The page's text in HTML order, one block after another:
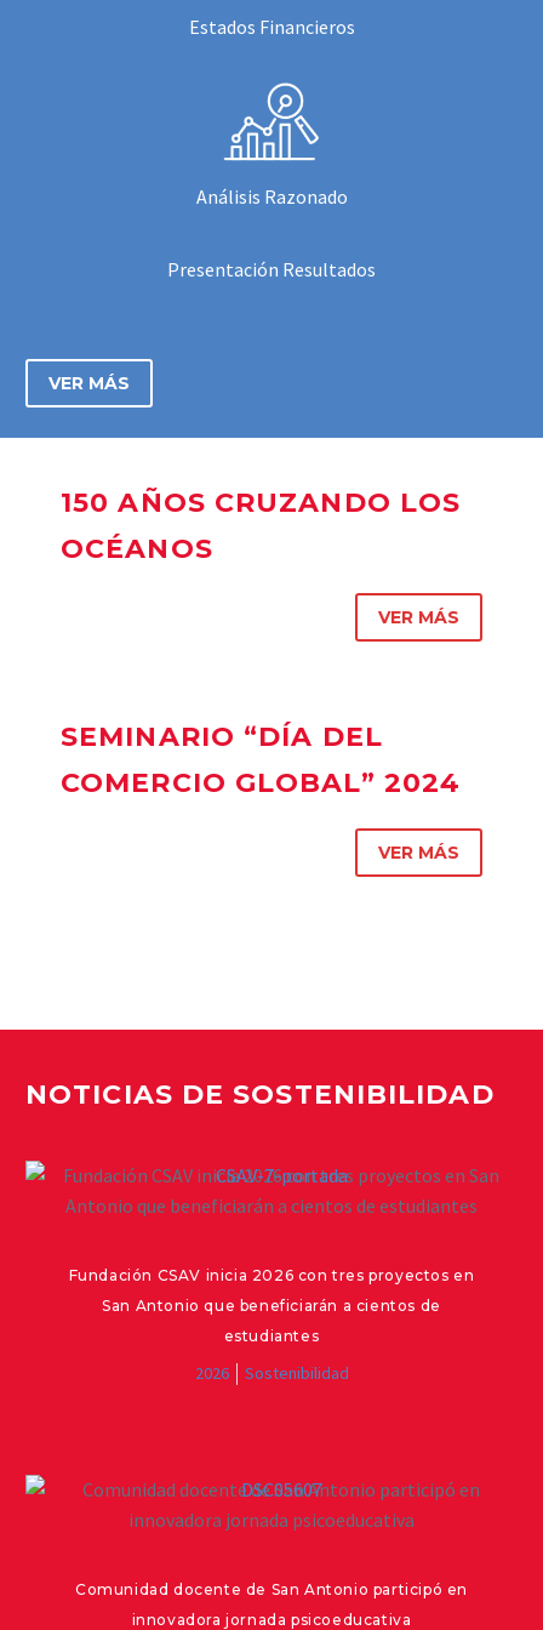
Estados Financieros
Análisis Razonado
Presentación Resultados
VER MÁS
150 AÑOS CRUZANDO LOS
OCÉANOS
VER MÁS
SEMINARIO “DÍA DEL
COMERCIO GLOBAL” 2024
VER MÁS
NOTICIAS DE SOSTENIBILIDAD
Fundación CSAV inicia 2026 con tres proyectos en
San Antonio que beneficiarán a cientos de
estudiantes
2026 Sostenibilidad
Comunidad docente de San Antonio participó en
innovadora jornada psicoeducativa